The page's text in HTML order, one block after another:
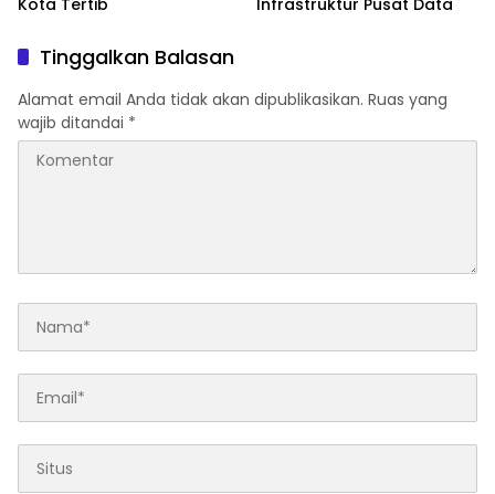
Kota Tertib
Infrastruktur Pusat Data
Tinggalkan Balasan
Alamat email Anda tidak akan dipublikasikan. Ruas yang
wajib ditandai *